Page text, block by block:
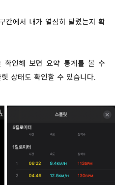
간에서 내가 열심히 달렸는지 확
확인해 보면 요약 통계를 볼 수
상태도 확인할 수 있습니다.